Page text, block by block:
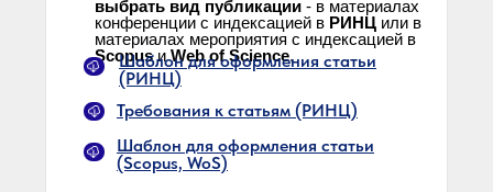
выбрать вид публикации - в материалах
конференции с индексацией в РИНЦ или в
материалах мероприятия с индексацией в
ScopusиWeb of Science.
Шаблон для оформления статьи
(Scopus, WoS)
Шаблон для оформления статьи
(РИНЦ)
Требования к статьям (РИНЦ)